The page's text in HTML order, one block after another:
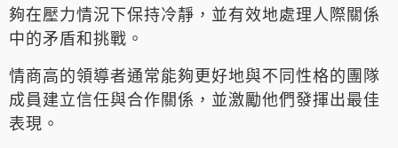
夠在壓力情況下保持冷靜，並有效地處理人際關係
中的矛盾和挑戰。
情商高的領導者通常能夠更好地與不同性格的團隊
成員建立信任與合作關係，並激勵他們發揮出最佳
表現。